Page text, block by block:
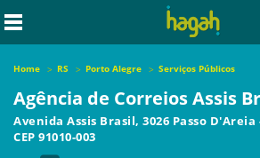
Home RS Porto Alegre Serviços Públicos
Agência de Correios Assis
Avenida Assis Brasil, 3026 Passo D'Areia
CEP 91010-003